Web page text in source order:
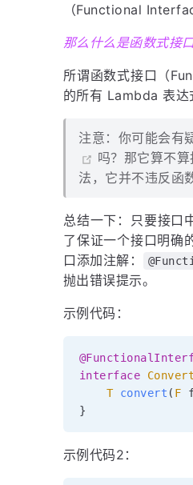
（Functional
那么什么是函数式接
所谓函数式接口（
的所有 Lambda 表达
注意：你可能会有
吗？那它算不
法，它并不违反函
总结一下：只要接口
了保证一个接口明确
口添加注解：
抛出错误提示。
示例代码：
interface
T convert ( F
}
示例代码2：